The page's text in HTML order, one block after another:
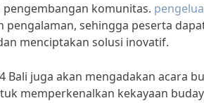
komunitas.
pengalaman, sehingga peserta
menciptakan solusi inovatif.
Bali juga akan mengadakan acara
memperkenalkan kekayaan